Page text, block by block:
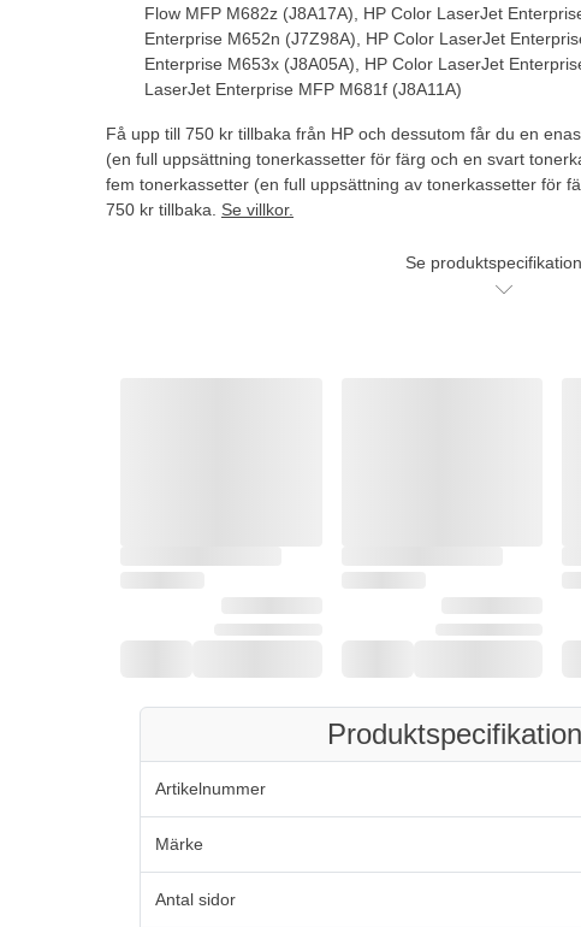
Flow MFP M682z (J8A17A), HP Color LaserJet
Enterprise M652n (J7Z98A), HP Color LaserJet
Enterprise M653x (J8A05A), HP Color LaserJet
LaserJet Enterprise MFP M681f (J8A11A)
Få upp till 750 kr tillbaka från HP och dessutom får du en
(en full uppsättning tonerkassetter för färg och en svart
fem tonerkassetter (en full uppsättning av tonerkassetter för
750 kr tillbaka. Se villkor.
Se
Artikelnummer
Märke
Antal sidor